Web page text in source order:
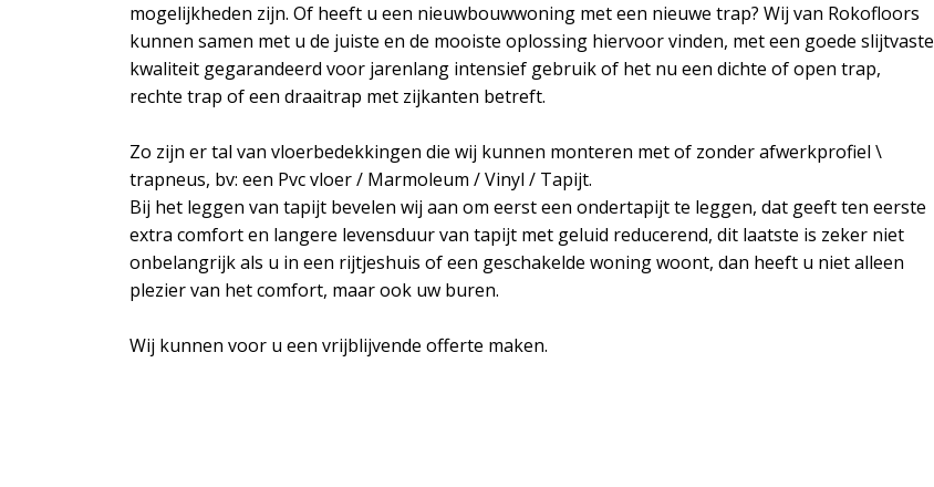
mogelijkheden zijn. Of heeft u een nieuwbouwwoning met een nieuwe trap? Wij van Rokofloors
kunnen samen met u de juiste en de mooiste oplossing hiervoor vinden, met een goede slijtvaste
kwaliteit gegarandeerd voor jarenlang intensief gebruik of het nu een dichte of open trap,
rechte trap of een draaitrap met zijkanten betreft.
Zo zijn er tal van vloerbedekkingen die wij kunnen monteren met of zonder afwerkprofiel \
trapneus, bv: een Pvc vloer / Marmoleum / Vinyl / Tapijt.
Bij het leggen van tapijt bevelen wij aan om eerst een ondertapijt te leggen, dat geeft ten eerste
extra comfort en langere levensduur van tapijt met geluid reducerend, dit laatste is zeker niet
onbelangrijk als u in een rijtjeshuis of een geschakelde woning woont, dan heeft u niet alleen
plezier van het comfort, maar ook uw buren.
Wij kunnen voor u een vrijblijvende offerte maken.